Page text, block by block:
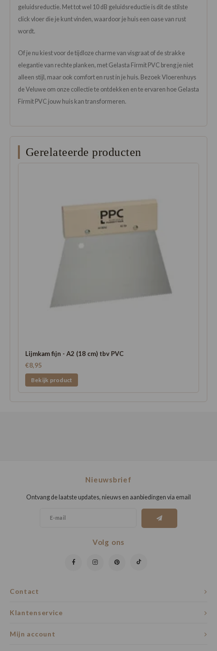
geluidsreductie. Met tot wel 10 dB geluidsreductie is dit de stilste
click vloer die je kunt vinden, waardoor je huis een oase van rust
wordt.
Of je nu kiest voor de tijdloze charme van visgraat of de strakke
elegantie van rechte planken, met Gelasta Firmit PVC breng je niet
alleen stijl, maar ook comfort en rust in je huis. Bezoek Vloerenhuys
de Veluwe om onze collectie te ontdekken en te ervaren hoe Gelasta
Firmit PVC jouw huis kan transformeren.
Gerelateerde producten
Lijmkam fijn - A2 (18 cm) tbv PVC
€8,95
Bekijk product
Contact
Nieuwsbrief
Ontvang de laatste updates, nieuws en aanbiedingen via email
Volg ons
Klantenservice
Mijn account